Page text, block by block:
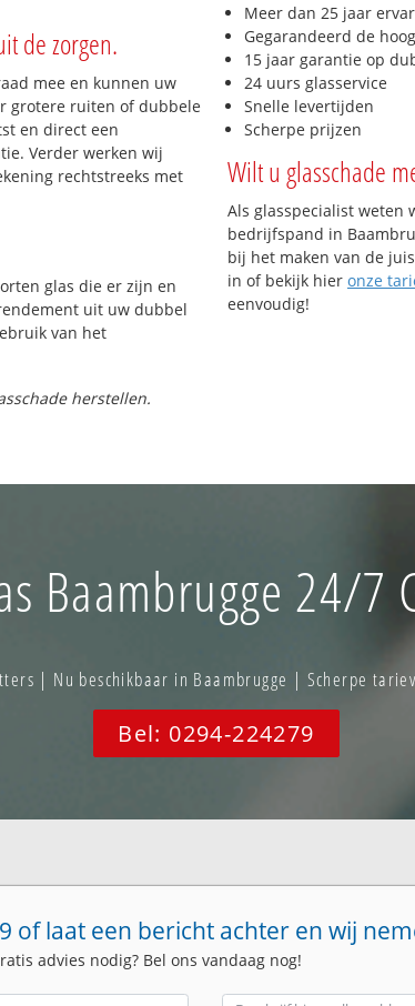
de zorgen.
mee en kunnen uw
grotere ruiten of dubbele
en direct een
Verder werken wij
rechtstreeks met
glas die er zijn en
uit uw dubbel
van het
herstellen.
Meer dan 25 jaar
Gegarandeerd de
15 jaar garantie op
24 uurs glasservice
Snelle levertijden
Scherpe prijzen
Wilt u glasschade
Als glasspecialist weten
bedrijfspand in
bij het maken van de
in of bekijk hier onze
eenvoudig!
Baambrugge 24/7
| Nu beschikbaar in Baambrugge | Scherpe
Bel: 0294-224279
of laat een bericht achter en wij
advies nodig? Bel ons vandaag nog!